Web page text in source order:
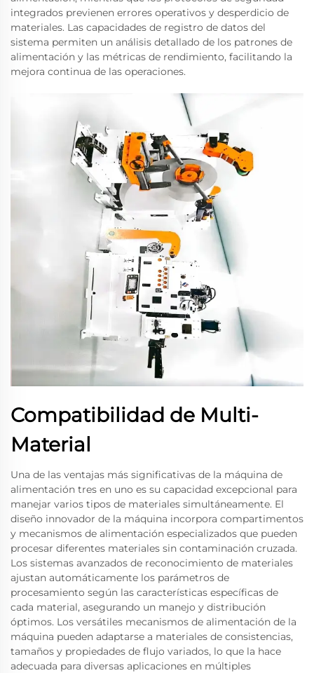
integrados previenen errores operativos y desperdicio de
materiales. Las capacidades de registro de datos del
sistema permiten un análisis detallado de los patrones de
alimentación y las métricas de rendimiento, facilitando la
mejora continua de las operaciones.
Compatibilidad de Multi-
Material
Una de las ventajas más significativas de la máquina de
alimentación tres en uno es su capacidad excepcional para
manejar varios tipos de materiales simultáneamente. El
diseño innovador de la máquina incorpora compartimentos
y mecanismos de alimentación especializados que pueden
procesar diferentes materiales sin contaminación cruzada.
Los sistemas avanzados de reconocimiento de materiales
ajustan automáticamente los parámetros de
procesamiento según las características específicas de
cada material, asegurando un manejo y distribución
óptimos. Los versátiles mecanismos de alimentación de la
máquina pueden adaptarse a materiales de consistencias,
tamaños y propiedades de flujo variados, lo que la hace
adecuada para diversas aplicaciones en múltiples